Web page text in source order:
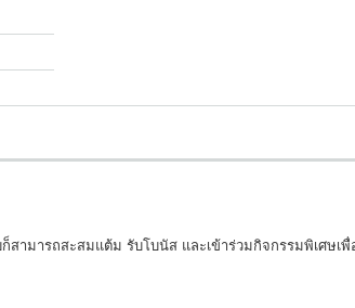
มารถสะสมแต้ม รับโบนัส และเข้าร่วมกิจกรรมพิเศษเ